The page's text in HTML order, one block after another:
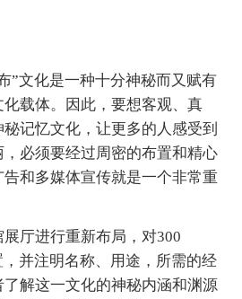
”文化是一种十分神秘而又赋有
载体。因此，要想客观、真
记忆文化，让更多的人感受到
必须要经过周密的布置和精心
和多媒体宣传就是一个非常重
厅进行重新布局，对300
并注明名称、用途，所需的经
解这一文化的神秘内涵和渊源